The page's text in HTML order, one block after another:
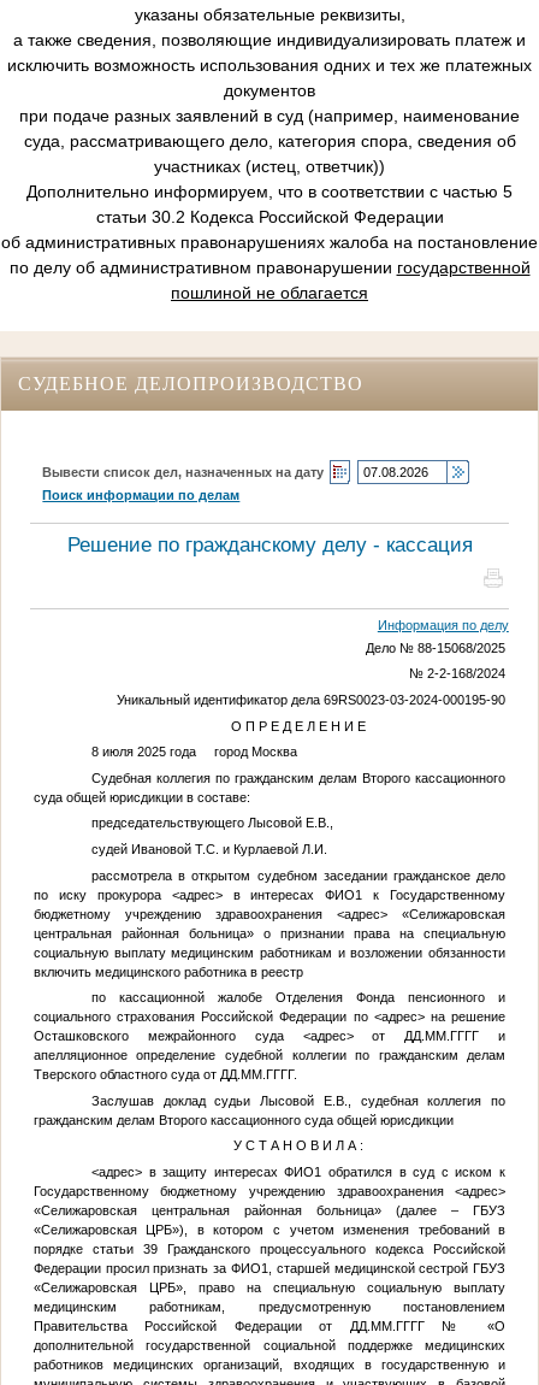
указаны обязательные реквизиты,
а также сведения, позволяющие индивидуализировать платеж и
исключить возможность использования одних и тех же платежных
документов
при подаче разных заявлений в суд (например, наименование
суда, рассматривающего дело, категория спора, сведения об
участниках (истец, ответчик))
Дополнительно информируем, что в соответствии с частью 5
статьи 30.2 Кодекса Российской Федерации
об административных правонарушениях жалоба на постановление
по делу об административном правонарушении государственной
пошлиной не облагается
СУДЕБНОЕ ДЕЛОПРОИЗВОДСТВО
Вывести список дел, назначенных на дату
Поиск информации по делам
Решение по гражданскому делу - кассация
Информация по делу
Дело № 88-15068/2025
№ 2-2-168/2024
Уникальный идентификатор дела 69RS0023-03-2024-000195-90
О П Р Е Д Е Л Е Н И Е
8 июля 2025 года город Москва
Судебная коллегия по гражданским делам Второго кассационного
суда общей юрисдикции в составе:
председательствующего Лысовой Е.В.,
судей Ивановой Т.С. и Курлаевой Л.И.
рассмотрела в открытом судебном заседании гражданское дело
по иску прокурора <адрес>в интересахФИО1
к Государственному
бюджетному учреждению здравоохранения<адрес> «Селижаровская
центральная районная больница» о признании права на специальную
социальную выплату медицинским работникам и возложении обязанности
включить медицинского работника в реестр
по кассационной жалобе Отделения Фонда пенсионного и
социального страхования Российской Федерации по <адрес>на решение
Осташковского межрайонного суда <адрес>от ДД.ММ.ГГГГ и
апелляционное определение судебной коллегии по гражданским делам
Тверского областного суда от ДД.ММ.ГГГГ.
Заслушав доклад судьи Лысовой Е.В., судебная коллегия по
гражданским делам Второго кассационного суда общей юрисдикции
У С Т А Н О В И Л А :
<адрес>в защиту интересахФИО1
обратился в суд с иском к
Государственному бюджетному учреждению здравоохранения<адрес>
«Селижаровская центральная районная больница» (далее – ГБУЗ
«Селижаровская ЦРБ»), в котором с учетом изменения требований в
порядке статьи 39 Гражданского процессуального кодекса Российской
Федерации просил признать за ФИО1
, старшей медицинской сестрой ГБУЗ
«Селижаровская ЦРБ», право на специальную социальную выплату
медицинским работникам, предусмотренную постановлением
Правительства Российской Федерации от
ДД.ММ.ГГГГ №
«О
дополнительной государственной социальной поддержке медицинских
работников медицинских организаций, входящих в государственную и